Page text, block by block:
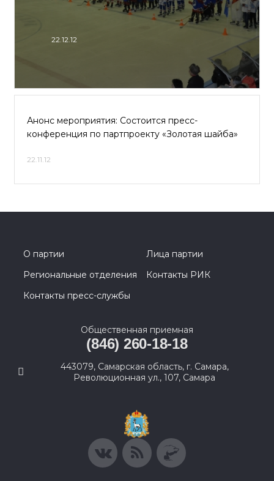
22.12.12
Анонс мероприятия: Состоится пресс-
конференция по партпроекту «Золотая шайба»
22.11.12
О партии
Лица партии
Региональные отделения
Контакты РИК
Контакты пресс-службы
Общественная приемная
(846) 260-18-18
443079, Самарская область, г. Самара,
Революционная ул., 107, Самара